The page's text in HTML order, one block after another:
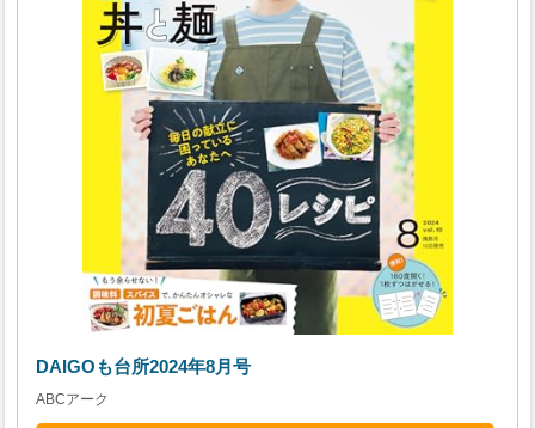
DAIGOも台所2024年8月号
ABCアーク